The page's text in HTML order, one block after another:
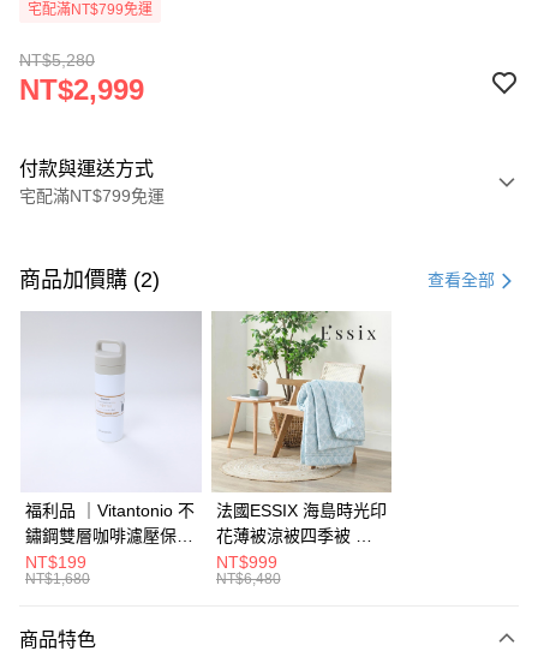
宅配滿NT$799免運
NT$5,280
NT$2,999
付款與運送方式
宅配滿NT$799免運
信用卡一次付款
3 期 0 利率 每期
合作金庫商業銀行
第一商業銀行
彰化商業銀行
台北富邦商業銀行
兆豐國際商業銀行
臺灣中小企業銀行
台中商業銀行
匯豐（台灣）商業銀行
華泰商業銀行
聯邦商業銀行
遠東國際商業銀行
元大商業銀行
台灣樂天信用卡公司
6 期 0 利率 每期 NT$499
合作金庫商業銀行
第一商業銀行
彰化商業銀行
台北富邦商業銀行
國泰世華商業銀行
兆豐國際商業銀行
臺灣中小企業銀行
台中商業銀行
匯豐（台灣）商業銀行
聯邦商業銀行
玉山商業銀行
街口支付
AFTEE先享後付
【關於「AFTEE先享後付」】
AFTEE先享後付是「在收到商品之後才付款」的支付方式。 讓您購物簡單
ATM付款
商品加價購 (2) 查看全部
福利品 ｜Vitantonio 不
鏽鋼雙層咖啡濾壓保溫
瓶 奶油白 VCB-10-C
NT$199
NT$1,680
法國ESSIX 海島時光印
花薄被涼被四季被 單
人
NT$999
NT$6,480
商品特色